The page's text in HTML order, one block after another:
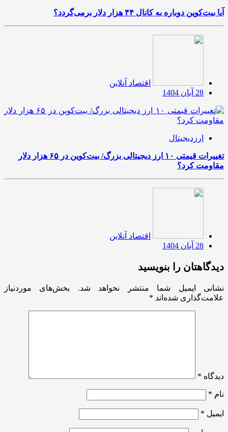
آیا بیت‌کوین دوباره به کانال ۴۴ هزار دلار برمی‌گردد؟
اقتصاد آنلاین
28 آبان 1404
ارزدیجیتال
تغییرات قیمتی ۱۰ ارز دیجیتالی بزرگ/ بیت‌کوین در ۶۵ هزار دلار
مقاومت کرد؟
اقتصاد آنلاین
28 آبان 1404
دیدگاهتان را بنویسید
نشانی ایمیل شما منتشر نخواهد شد.
بخش‌های موردنیاز
علامت‌گذاری شده‌اند *
دیدگاه *
نام *
ایمیل *